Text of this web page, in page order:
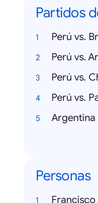
Partidos
Perú vs.
Perú vs.
Perú vs.
Perú vs.
Argentina
Personas
Francisco